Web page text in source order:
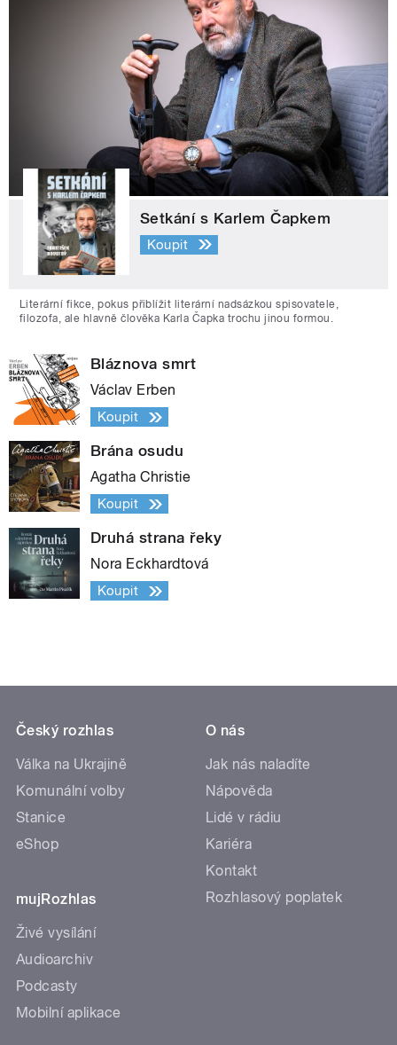
Setkání s Karlem Čapkem
Koupit
Literární fikce, pokus přiblížit literární nadsázkou spisovatele,
filozofa, ale hlavně člověka Karla Čapka trochu jinou formou.
Bláznova smrt
Václav Erben
Koupit
Brána osudu
Agatha Christie
Koupit
Druhá strana řeky
Nora Eckhardtová
Koupit
Český rozhlas
Válka na Ukrajině
Komunální volby
Stanice
eShop
mujRozhlas
Živé vysílání
Audioarchiv
Podcasty
Mobilní aplikace
O nás
Jak nás naladíte
Nápověda
Lidé v rádiu
Kariéra
Kontakt
Rozhlasový poplatek